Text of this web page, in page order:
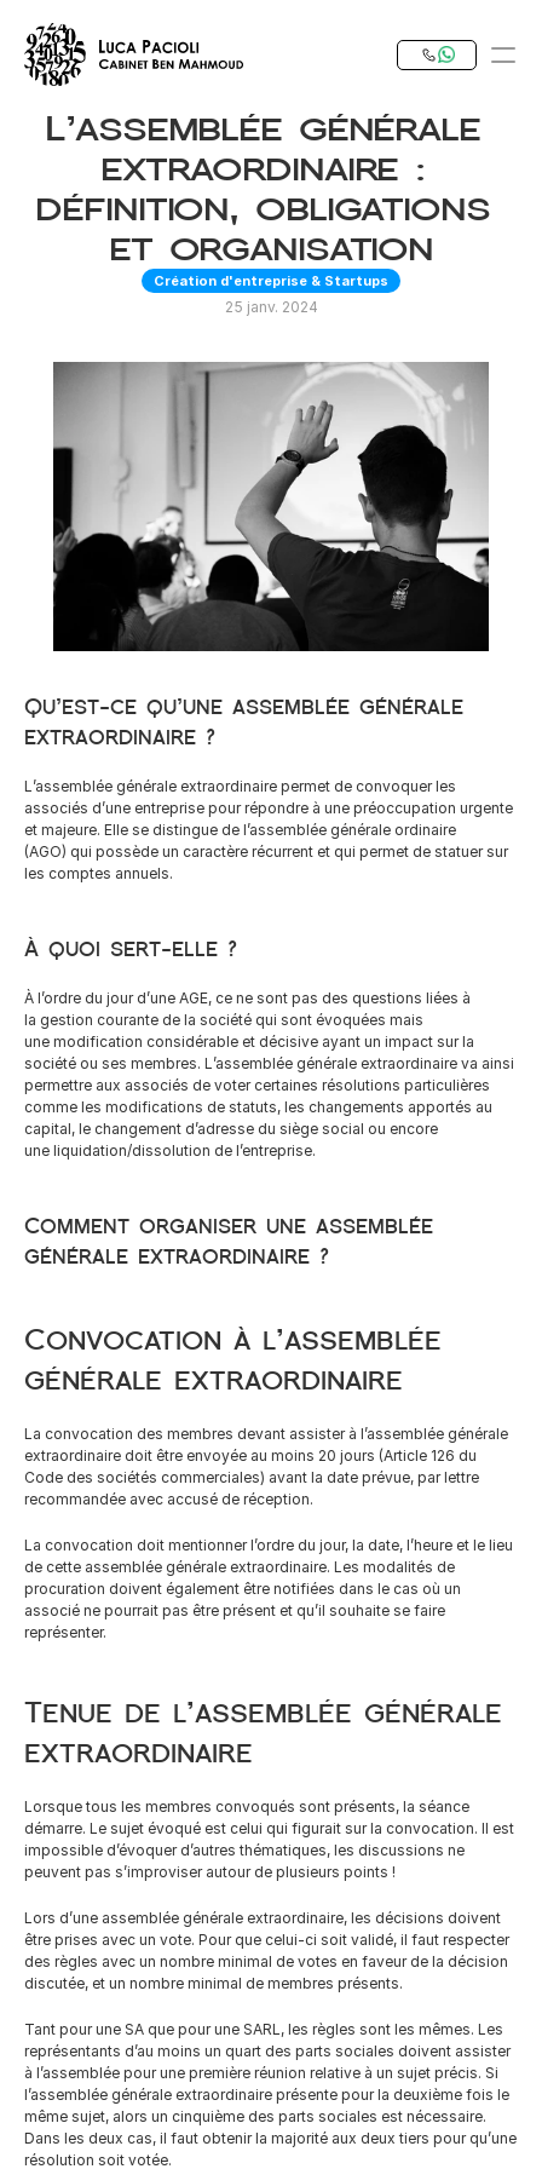
Ressources NEW
Investir en Tunisie
Design
Blog
Careers
About
COMMUNITY
Join
Experts
Select Language
French
L’assemblée générale
extraordinaire :
définition, obligations
et organisation
Création d'entreprise & Startups
25 janv. 2024
Qu’est-ce qu’une assemblée générale
extraordinaire ?
L’assemblée générale extraordinaire permet de convoquer les
associés d’une entreprise pour répondre à une préoccupation urgente
et majeure. Elle se distingue de l’assemblée générale ordinaire
(AGO) qui possède un caractère récurrent et qui permet de statuer sur
les comptes annuels.
À quoi sert-elle ?
À l’ordre du jour d’une AGE, ce ne sont pas des questions liées à
la gestion courante de la société qui sont évoquées mais
une modification considérable et décisive ayant un impact sur la
société ou ses membres. L’assemblée générale extraordinaire va ainsi
permettre aux associés de voter certaines résolutions particulières
comme les modifications de statuts, les changements apportés au
capital, le changement d’adresse du siège social ou encore
une liquidation/dissolution de l’entreprise.
Comment organiser une assemblée
générale extraordinaire ?
Convocation à l’assemblée
générale extraordinaire
La convocation des membres devant assister à l’assemblée générale
extraordinaire doit être envoyée au moins 20 jours (Article 126 du
Code des sociétés commerciales) avant la date prévue, par lettre
recommandée avec accusé de réception.
La convocation doit mentionner l’ordre du jour, la date, l’heure et le lieu
de cette assemblée générale extraordinaire. Les modalités de
procuration doivent également être notifiées dans le cas où un
associé ne pourrait pas être présent et qu’il souhaite se faire
représenter.
Tenue de l’assemblée générale
extraordinaire
Lorsque tous les membres convoqués sont présents, la séance
démarre. Le sujet évoqué est celui qui figurait sur la convocation. Il est
impossible d’évoquer d’autres thématiques, les discussions ne
peuvent pas s’improviser autour de plusieurs points !
Lors d’une assemblée générale extraordinaire, les décisions doivent
être prises avec un vote. Pour que celui-ci soit validé, il faut respecter
des règles avec un nombre minimal de votes en faveur de la décision
discutée, et un nombre minimal de membres présents.
Tant pour une SA que pour une SARL, les règles sont les mêmes. Les
représentants d’au moins un quart des parts sociales doivent assister
à l’assemblée pour une première réunion relative à un sujet précis. Si
l’assemblée générale extraordinaire présente pour la deuxième fois le
même sujet, alors un cinquième des parts sociales est nécessaire.
Dans les deux cas, il faut obtenir la majorité aux deux tiers pour qu’une
résolution soit votée.